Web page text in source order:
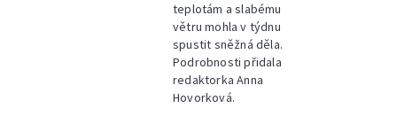
teplotám a slabému
větru mohla v týdnu
spustit sněžná děla.
Podrobnosti přidala
redaktorka Anna
Hovorková.